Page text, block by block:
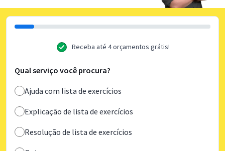
Receba até 4 orçamentos grátis!
Qual serviço você procura?
Ajuda com lista de exercícios
Explicação de lista de exercícios
Resolução de lista de exercícios